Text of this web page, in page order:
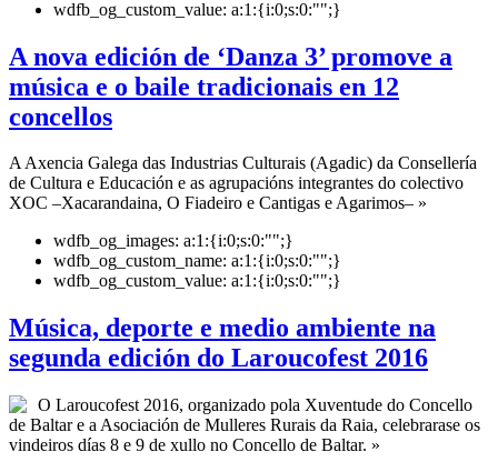
wdfb_og_custom_value: a:1:{i:0;s:0:"";}
A nova edición de ‘Danza 3’ promove a
música e o baile tradicionais en 12
concellos
A Axencia Galega das Industrias Culturais (Agadic) da Consellería
de Cultura e Educación e as agrupacións integrantes do colectivo
XOC –Xacarandaina, O Fiadeiro e Cantigas e Agarimos– »
wdfb_og_images: a:1:{i:0;s:0:"";}
wdfb_og_custom_name: a:1:{i:0;s:0:"";}
wdfb_og_custom_value: a:1:{i:0;s:0:"";}
Música, deporte e medio ambiente na
segunda edición do Laroucofest 2016
O Laroucofest 2016, organizado pola Xuventude do Concello
de Baltar e a Asociación de Mulleres Rurais da Raia, celebrarase os
vindeiros días 8 e 9 de xullo no Concello de Baltar. »